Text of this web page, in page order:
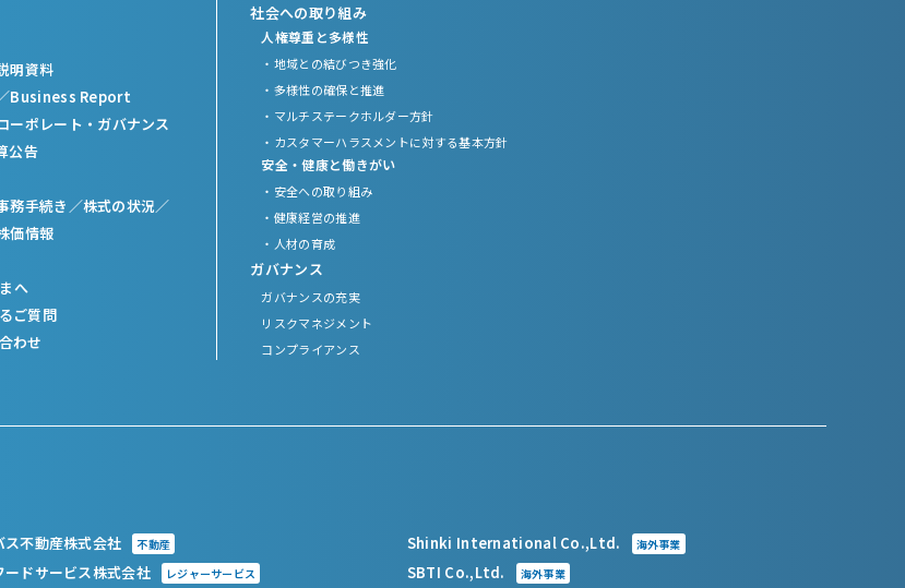
明資料
Business Report
ーポレート・ガバナンス
公告
務手続き／株式の状況／
価情報
へ
ご質問
わせ
社会への取り組み
人権尊重と多様性
・地域との結びつき強化
・多様性の確保と推進
・マルチステークホルダー方針
・カスタマーハラスメントに対する基本方針
安全・健康と働きがい
・安全への取り組み
・健康経営の推進
・人材の育成
ガバナンス
ガバナンスの充実
リスクマネジメント
コンプライアンス
ス不動産株式会社 不動産
ードサービス株式会社 レジャーサービス
Shinki International Co.,Ltd. 海外事業
SBTI Co.,Ltd. 海外事業